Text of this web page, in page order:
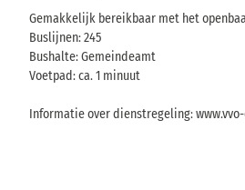
Gemakkelijk bereikbaar met het
Buslijnen: 245
Bushalte: Gemeindeamt
Voetpad: ca. 1 minuut
Informatie over dienstregeling: